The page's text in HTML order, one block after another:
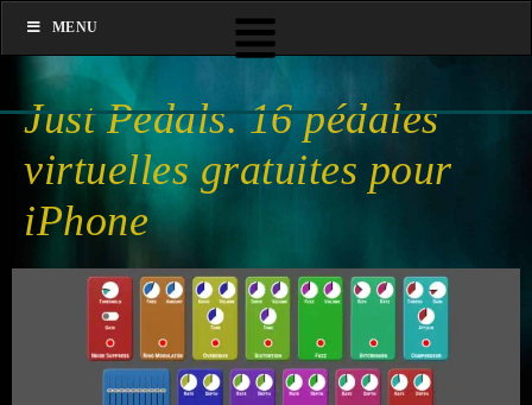
Just Pedals. 16 pédales
virtuelles gratuites pour
iPhone
MENU